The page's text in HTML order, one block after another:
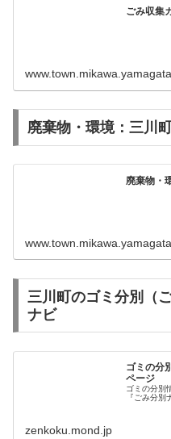
ごみ収集
廃棄物・環境：三川
廃棄物・
三川町のゴミ分別（
ナビ
ゴミの分
ページ
ゴミの分別
『ごみ分別
zenkoku.mond.jp